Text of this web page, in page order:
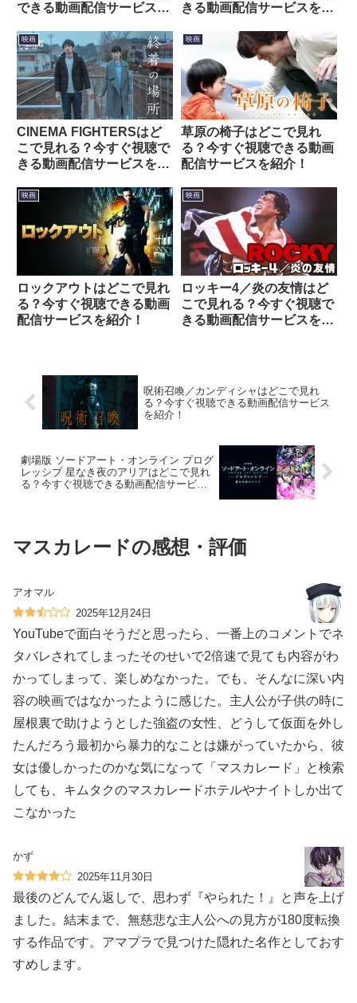
できる動画配信サービスを
きる動画配信サービスを紹
映画
CINEMA FIGHTERSはど
こで見れる？今すぐ視聴で
きる動画配信サービスを紹
映画
草原の椅子はどこで見れ
る？今すぐ視聴できる動画
配信サービスを紹介！
映画
ロックアウトはどこで見れ
る？今すぐ視聴できる動画
配信サービスを紹介！
映画
ロッキー4／炎の友情はど
こで見れる？今すぐ視聴で
きる動画配信サービスを紹
呪術召喚／カンディシャはどこで見れ
る？今すぐ視聴できる動画配信サービス
を紹介！
劇場版 ソードアート・オンライン プログ
レッシブ 星なき夜のアリアはどこで見れ
る？今すぐ視聴できる動画配信サービス
マスカレードの感想・評価
アオマル
2025年12月24日
YouTubeで面白そうだと思ったら、一番上のコメントでネ
タバレされてしまったそのせいで2倍速で見ても内容がわ
かってしまって、楽しめなかった。でも、そんなに深い内
容の映画ではなかったように感じた。主人公が子供の時に
屋根裏で助けようとした強盗の女性、どうして仮面を外し
たんだろう最初から暴力的なことは嫌がっていたから、彼
女は優しかったのかな気になって「マスカレード」と検索
しても、キムタクのマスカレードホテルやナイトしか出て
こなかった
かず
2025年11月30日
最後のどんでん返しで、思わず『やられた！』と声を上げ
ました。結末まで、無慈悲な主人公への見方が180度転換
する作品です。アマプラで見つけた隠れた名作としておす
すめします。